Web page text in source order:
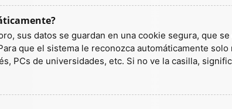
sus datos se guardan en una cookie segura, que
que el sistema le reconozca automáticamente
PCs de universidades, etc. Si no ve la casilla,